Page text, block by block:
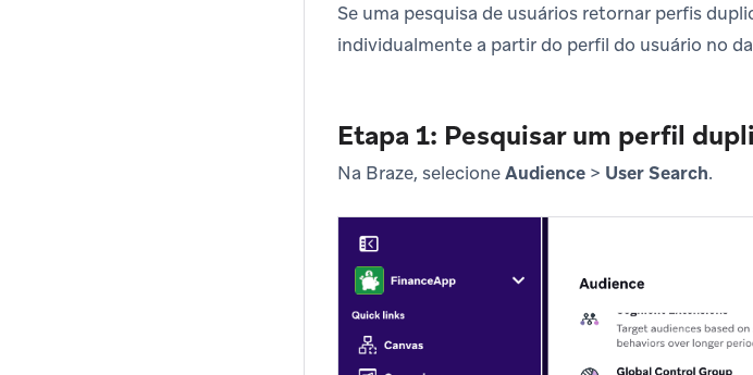
Se uma pesquisa de usuários retornar perfis
individualmente a partir do perfil do usuário no
Etapa 1: Pesquisar um perfil
Na Braze, selecioneAudience > User Search.